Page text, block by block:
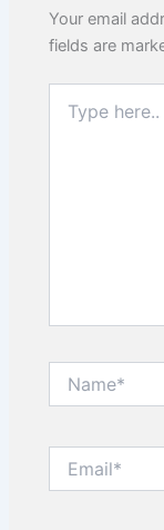
Your email
fields are
here..